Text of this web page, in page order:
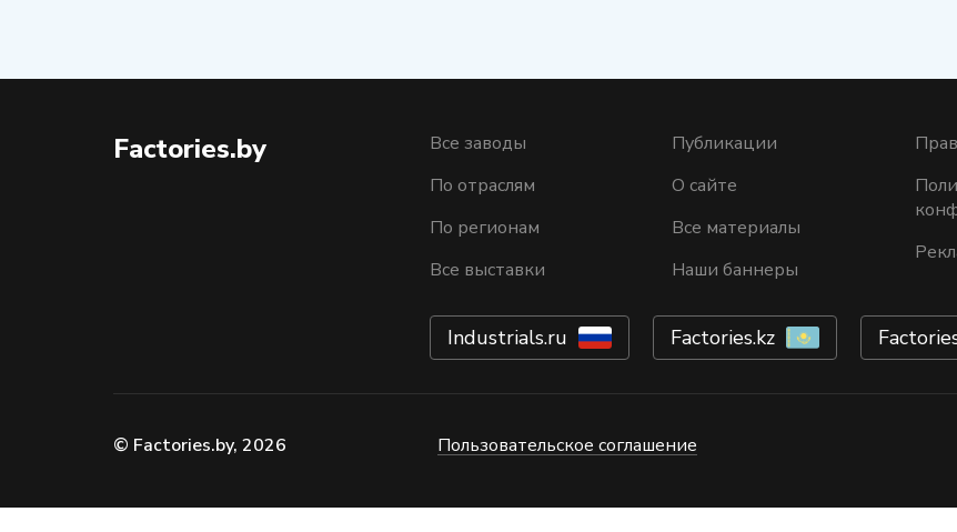
Factories.by
Все заводы
По отраслям
По регионам
Все выставки
Публикации
О сайте
Все материалы
Наши баннеры
Industrials.ru Factories.kz
© Factories.by, 2026 Пользовательское соглашение